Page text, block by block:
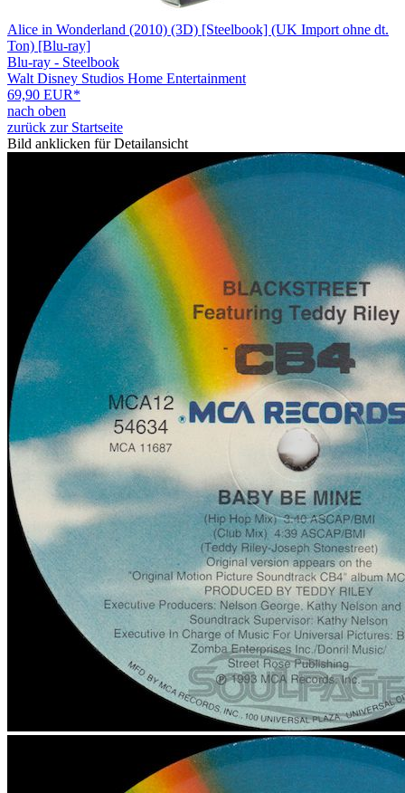
Alice in Wonderland (2010) (3D) [Steelbook] (UK Import ohne dt.
Ton) [Blu-ray]
Blu-ray - Steelbook
Walt Disney Studios Home Entertainment
69,90 EUR*
nach oben
zurück zur Startseite
Bild anklicken für Detailansicht